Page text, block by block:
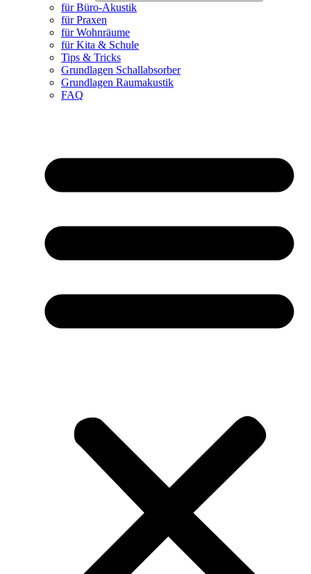
für Büro-Akustik
für Praxen
für Wohnräume
für Kita & Schule
Tips & Tricks
Grundlagen Schallabsorber
Grundlagen Raumakustik
FAQ